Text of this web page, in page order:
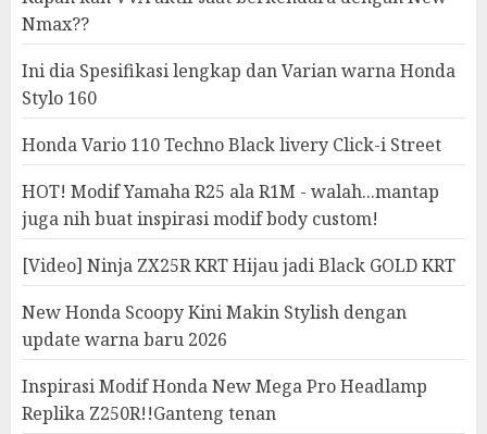
Nmax??
Ini dia Spesifikasi lengkap dan Varian warna Honda
Stylo 160
Honda Vario 110 Techno Black livery Click-i Street
HOT! Modif Yamaha R25 ala R1M - walah...mantap
juga nih buat inspirasi modif body custom!
[Video] Ninja ZX25R KRT Hijau jadi Black GOLD KRT
New Honda Scoopy Kini Makin Stylish dengan
update warna baru 2026
Inspirasi Modif Honda New Mega Pro Headlamp
Replika Z250R!!Ganteng tenan